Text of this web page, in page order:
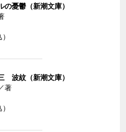
の憂鬱（新潮文庫）
波紋（新潮文庫）
著